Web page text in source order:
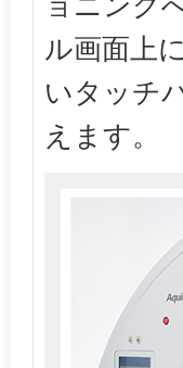
ル画面上
いタッチ
えます。